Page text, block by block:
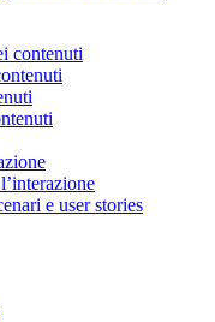
contenuti
e user stories